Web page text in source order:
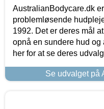
AustralianBodycare.dk
problemløsende
1992. Det er deres mål
opnå en sundere hud
her for at se deres
Se udvalget på